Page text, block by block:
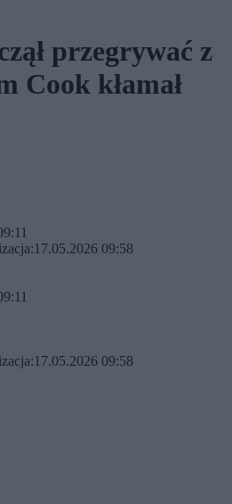
przegrywać z
Cook kłamał
17.05.2026 09:58
17.05.2026 09:58